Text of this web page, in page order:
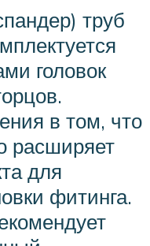
труб
головок
в том, что
расширяет
для
фитинга.